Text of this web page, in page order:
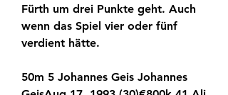
Fürth um drei Punkte geht. Auch
wenn das Spiel vier oder fünf
verdient hätte.
50m 5 Johannes Geis Johannes